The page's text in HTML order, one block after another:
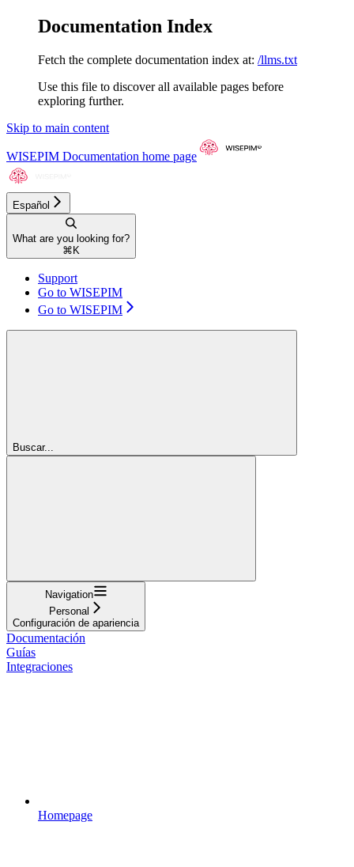
Documentation Index
Fetch the complete documentation index at: /llms.txt
Use this file to discover all available pages before
exploring further.
Skip to main content
WISEPIM Documentation home page
Español
What are you looking for?
⌘ K
Support
Go to WISEPIM
Go to WISEPIM
Buscar...
Navigation
Personal
Configuración de apariencia
Documentación
Guías
Integraciones
Homepage